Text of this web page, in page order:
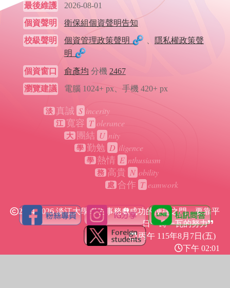
最後維護
2026-08-01
個資聲明
衛保組個資聲明告知
校級聲明
個資管理政策聲明
隱私權政策聲
明
個資窗口 俞彥均 分機 2467
瀏覽建議
電腦 1024+ px、手機 420+ px
淡 真誠 S incerity
江 寬容 T olerance
大 團結 U nity
學 勤勉 D iligence
學 熱情 E nthusiasm
務 高貴 N obility
處 合作 T eamwork
2024-2026 淡江大學學生事務處成功的便捷之門，要靠平
日一磚一瓦的努力
丙午 115年8月7日(五)
下午 02:01